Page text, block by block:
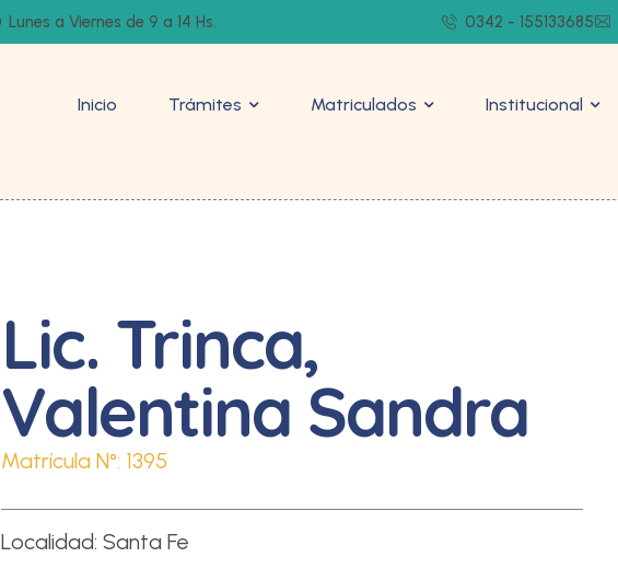
Lunes a Viernes de 9 a 14 Hs. 0342 - 155133685
Inicio Trámites Matriculados Institucional
Lic. Trinca,
Valentina Sandra
Matrícula N°: 1395
Localidad: Santa Fe